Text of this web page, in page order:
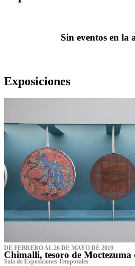
Sin eventos en la
Exposiciones
DE FEBRERO AL 26 DE MAYO DE 2019
Chimalli, tesoro de Moctezuma
Sala de Exposiciones Temporales